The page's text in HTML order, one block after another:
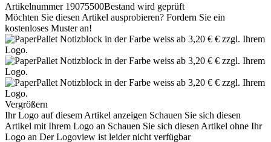
Artikelnummer 19075500Bestand wird geprüft
Möchten Sie diesen Artikel ausprobieren? Fordern Sie ein
kostenloses Muster an!
Vergrößern
Ihr Logo auf diesem Artikel anzeigen Schauen Sie sich diesen
Artikel mit Ihrem Logo an Schauen Sie sich diesen Artikel ohne Ihr
Logo an Der Logoview ist leider nicht verfügbar